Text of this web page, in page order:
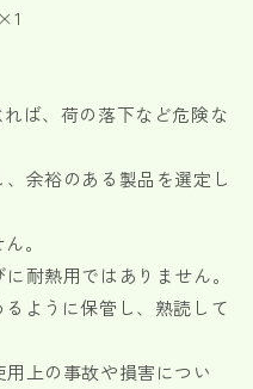
ば、荷の落下など危険な
余裕のある製品を選定し
。
耐熱用ではありません。
ように保管し、熟読して
上の事故や損害につい